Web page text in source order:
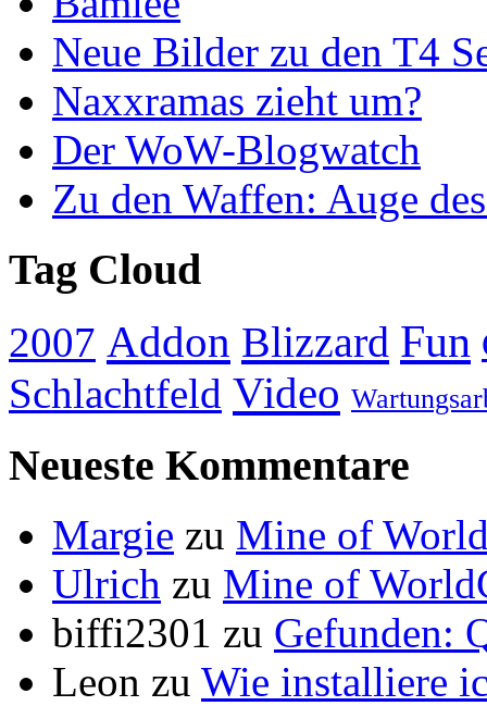
Neue Bilder zu den T4
Naxxramas zieht um?
Der WoW-Blogwatch
Zu den Waffen: Auge
Tag Cloud
2007 Addon Blizzard Fun
Schlachtfeld Video
Neueste Kommentare
Margie zu Mine of
Ulrich zu Mine of
biffi2301 zu Gefunden:
Leon zu Wie installiere